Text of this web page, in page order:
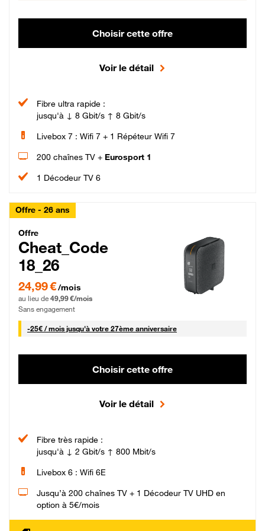
Choisir cette offre
Voir le détail
Fibre ultra rapide :
jusqu'à ↓ 8 Gbit/s ↑ 8 Gbit/s
Livebox 7 : Wifi 7 + 1 Répéteur Wifi 7
200 chaînes TV + Eurosport 1
1 Décodeur TV 6
Offre - 26 ans
Cheat_Code Fibre_18_26
Offre
Cheat_Code
18_26
24,99 € par mois pendant 0 mois puis 49,99 € par mois, Sans engagement
24,99 €/mois
au lieu de 49,99 €/mois
Sans engagement
-25€ / mois25 € par mois
jusqu'à votre 27ème anniversaire
Choisir cette offre
Voir le détail
Fibre très rapide :
jusqu'à ↓ 2 Gbit/s ↑ 800 Mbit/s
Livebox 6 : Wifi 6E
Jusqu’à 200 chaînes TV + 1 Décodeur TV UHD en
option à 5€/mois